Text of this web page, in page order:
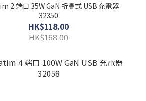
2 端口 35W GaN 折疊式 USB 充電器
32350
HK$118.00
HK$168.00